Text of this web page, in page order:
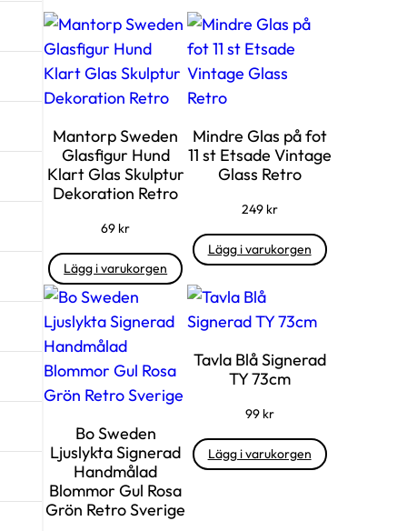
Mantorp Sweden
Glasfigur Hund
Klart Glas Skulptur
Dekoration Retro
69 kr
Lägg i varukorgen
Mindre Glas på fot
11 st Etsade Vintage
Glass Retro
249 kr
Lägg i varukorgen
Bo Sweden
Ljuslykta Signerad
Handmålad
Blommor Gul Rosa
Grön Retro Sverige
Tavla Blå Signerad
TY 73cm
99 kr
Lägg i varukorgen